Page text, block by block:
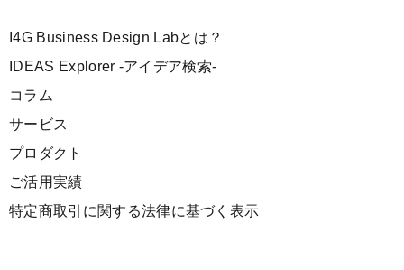
I4G Business Design Labとは？
IDEAS Explorer -アイデア検索-
コラム
サービス
プロダクト
ご活用実績
特定商取引に関する法律に基づく表示